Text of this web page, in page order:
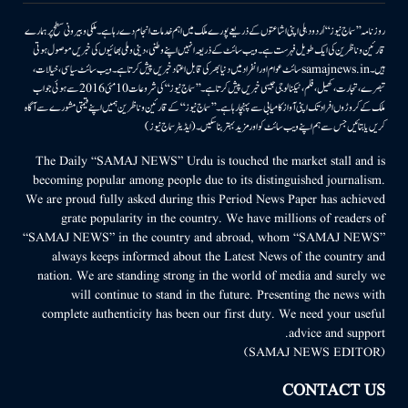
روزنامہ ’’سماج نیوز‘‘ اُردو دہلی اپنی اشاعتوں کے ذریعے پورے ملک میں اہم خدمات انجام دے رہا ہے۔ ملکی وبیرونی سطح پر ہمارے
قارئین وناظرین کی ایک طویل فہرست ہے۔ ویب سائٹ کے ذریعہ انہیں اپنے وطنی، دینی وملی بھائیوں کی خبریں موصول ہوتی
ہیں۔samajnews.inسائٹ عوام اور انفراد میں دنیا بھر کی قابل اعتماد خبریں پیش کرتا ہے۔ ویب سائٹ سیاسی، خیالات،
تبصرے، تجارت، کھیل، فلم، ٹیکنالوجی جیسی خبریں پیش کرتا ہے۔ ’’سماج نیوز‘‘ کی شروعات 10مئی 2016 سے ہوئی جو اب
ملک کے کروڑوں افراد تک اپنی آواز کامیابی سے پہنچا رہا ہے۔ ’’سماج نیوز‘‘ کے قارئین وناظرین ہمیں اپنے قیمتی مشورے سے آگاہ
کریں یا بتائیں جس سے ہم اپنے ویب سائٹ کو اور مزید بہتر بناسکیں۔ (ایڈیٹر سماج نیوز)
The Daily “SAMAJ NEWS” Urdu is touched the market stall and is
becoming popular among people due to its distinguished journalism.
We are proud fully asked during this Period News Paper has achieved
grate popularity in the country. We have millions of readers of
“SAMAJ NEWS” in the country and abroad, whom “SAMAJ NEWS”
always keeps informed about the Latest News of the country and
nation. We are standing strong in the world of media and surely we
will continue to stand in the future. Presenting the news with
complete authenticity has been our first duty. We need your useful
advice and support.
(SAMAJ NEWS EDITOR)
CONTACT US